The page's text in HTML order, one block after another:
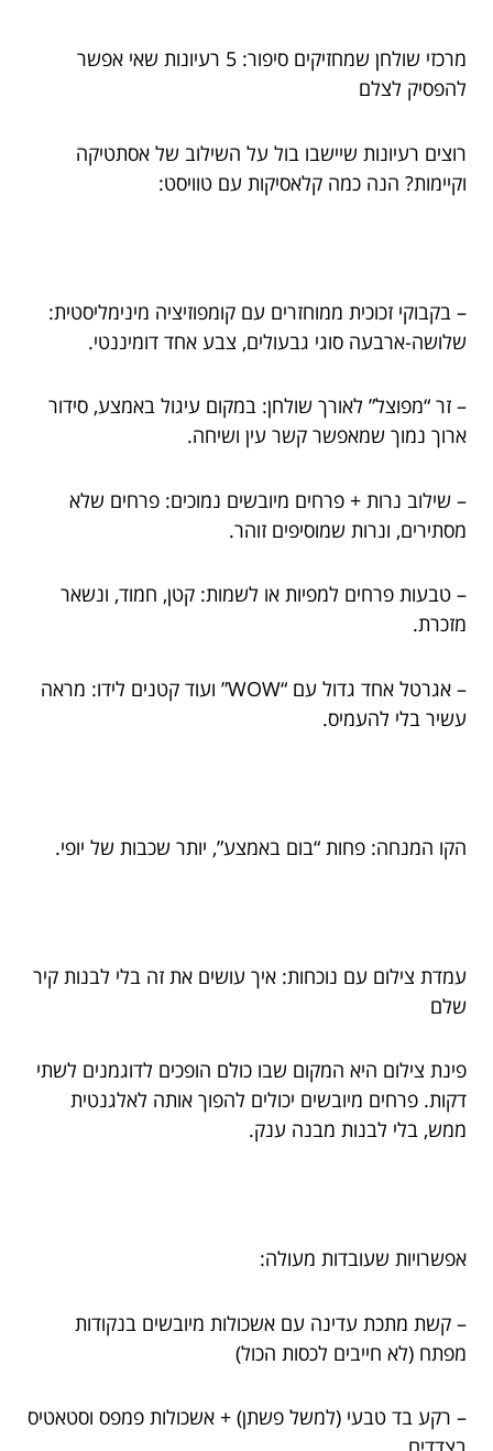
מרכזי שולחן שמחזיקים סיפור: 5 רעיונות שאי אפשר
להפסיק לצלם
רוצים רעיונות שיישבו בול על השילוב של אסתטיקה
וקיימות? הנה כמה קלאסיקות עם טוויסט:
– בקבוקי זכוכית ממוחזרים עם קומפוזיציה מינימליסטית:
שלושה-ארבעה סוגי גבעולים, צבע אחד דומיננטי.
– זר “מפוצל” לאורך שולחן: במקום עיגול באמצע, סידור
ארוך נמוך שמאפשר קשר עין ושיחה.
– שילוב נרות + פרחים מיובשים נמוכים: פרחים שלא
מסתירים, ונרות שמוסיפים זוהר.
– טבעות פרחים למפיות או לשמות: קטן, חמוד, ונשאר
מזכרת.
– אגרטל אחד גדול עם “WOW” ועוד קטנים לידו: מראה
עשיר בלי להעמיס.
הקו המנחה: פחות “בום באמצע”, יותר שכבות של יופי.
עמדת צילום עם נוכחות: איך עושים את זה בלי לבנות קיר
שלם
פינת צילום היא המקום שבו כולם הופכים לדוגמנים לשתי
דקות. פרחים מיובשים יכולים להפוך אותה לאלגנטית
ממש, בלי לבנות מבנה ענק.
אפשרויות שעובדות מעולה:
– קשת מתכת עדינה עם אשכולות מיובשים בנקודות
מפתח (לא חייבים לכסות הכול)
– רקע בד טבעי (למשל פשתן) + אשכולות פמפס וסטאטיס